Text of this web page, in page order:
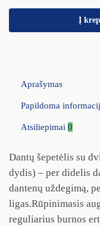
Į
Aprašymas
Papildoma
Atsiliepimai 0
Dantų šepetėlis su
dydis) – per didelis
dantenų uždegimą,
ligas.Rūpinimasis
reguliarius burnos